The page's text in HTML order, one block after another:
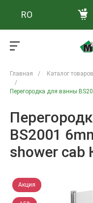
RO
Главная / Каталог товаров
/
Перегородка для ванны
BS2001
shower cab
Акция